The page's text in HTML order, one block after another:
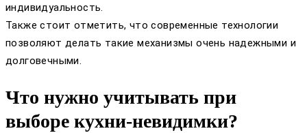
индивидуальность.
Также стоит отметить, что современные технологии
позволяют делать такие механизмы очень надежными и
долговечными.
Что нужно учитывать при
выборе кухни-невидимки?